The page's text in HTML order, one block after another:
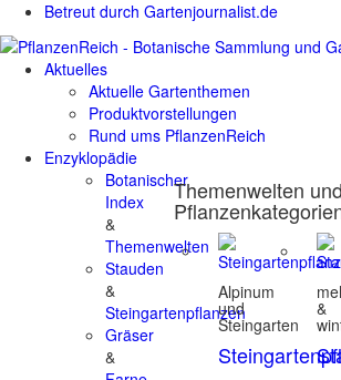
Betreut durch Gartenjournalist.de
Aktuelles
Aktuelle Gartenthemen
Produktvorstellungen
Rund ums PflanzenReich
Enzyklopädie
Botanischer
Index
&
Themenwelten
Stauden
&
Steingartenpflanzen
Gräser
&
Themenwelten und
Alpinum
und
Steingarten
&